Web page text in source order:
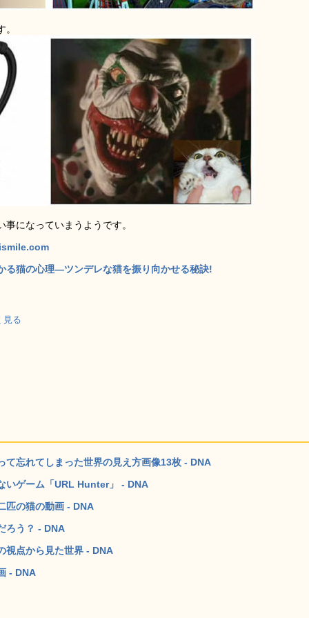
になっていまうようです。
る猫の心理―ツンデレな猫を振り向かせる秘訣!
見る
て忘れてしまった世界の見え方画像13枚 - DNA
いゲーム「URL Hunter」 - DNA
匹の猫の動画 - DNA
ろう？ - DNA
視点から見た世界 - DNA
- DNA